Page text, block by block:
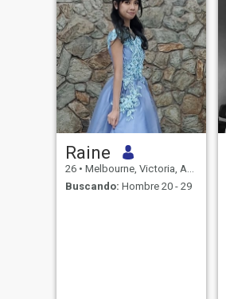
Raine
26 • Melbourne, Victoria, Australia
Buscando: Hombre 20 - 29